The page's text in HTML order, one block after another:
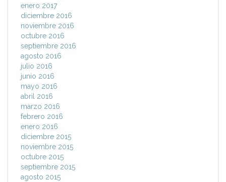
enero 2017
diciembre 2016
noviembre 2016
octubre 2016
septiembre 2016
agosto 2016
julio 2016
junio 2016
mayo 2016
abril 2016
marzo 2016
febrero 2016
enero 2016
diciembre 2015
noviembre 2015
octubre 2015
septiembre 2015
agosto 2015